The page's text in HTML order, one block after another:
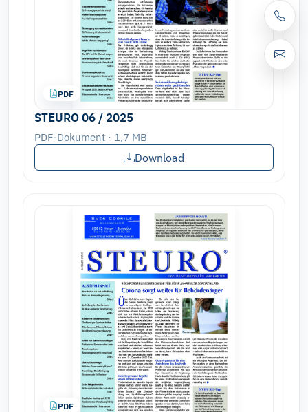
PDF
STEURO 06 / 2025
PDF-Dokument · 1,7 MB
Download
PDF